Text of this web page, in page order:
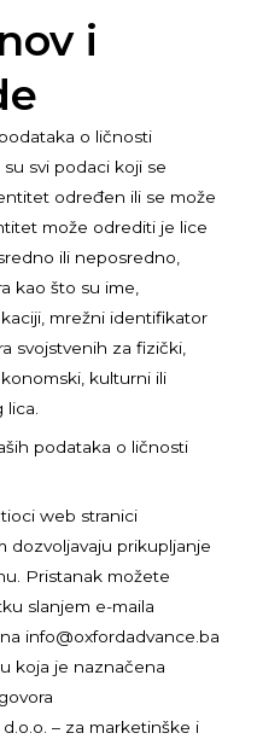
i
o ličnosti
su svi podaci koji se
određen ili se može
može odrediti je lice
ili neposredno,
kao što su ime,
mrežni identifikator
svojstvenih za fizički,
kulturni ili
podataka o ličnosti
web stranici
dozvoljavaju prikupljanje
Pristanak možete
slanjem e-maila
info@oxfordadvance.ba
koja je naznačena
– za marketinške i